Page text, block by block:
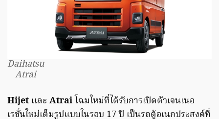
Daihatsu
Atrai
Hijet และ Atraiโฉมใหม่ที่ได้รับการเปิดตัวเจนเนอ
เรชั่นใหม่เต็มรูปแบบในรอบ 17 ปี เป็นรถตู้อเนกประสงค์ที่